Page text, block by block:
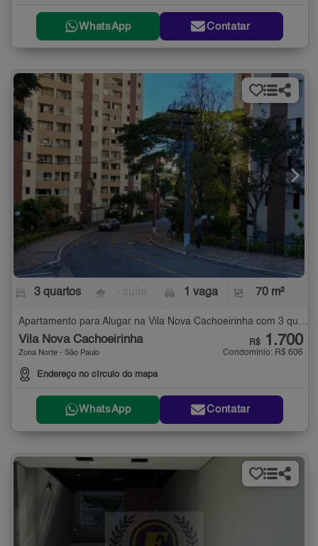
WhatsApp Contatar
3 quartos 1 vaga 70 m²
Apartamento para Alugar na Vila Nova Cachoeirinha com 3 quartos - 70 m²
Vila Nova Cachoeirinha
Zona Norte - São Paulo
Endereço no círculo do mapa
R$ 1.700
Condomínio: R$ 606
WhatsApp Contatar